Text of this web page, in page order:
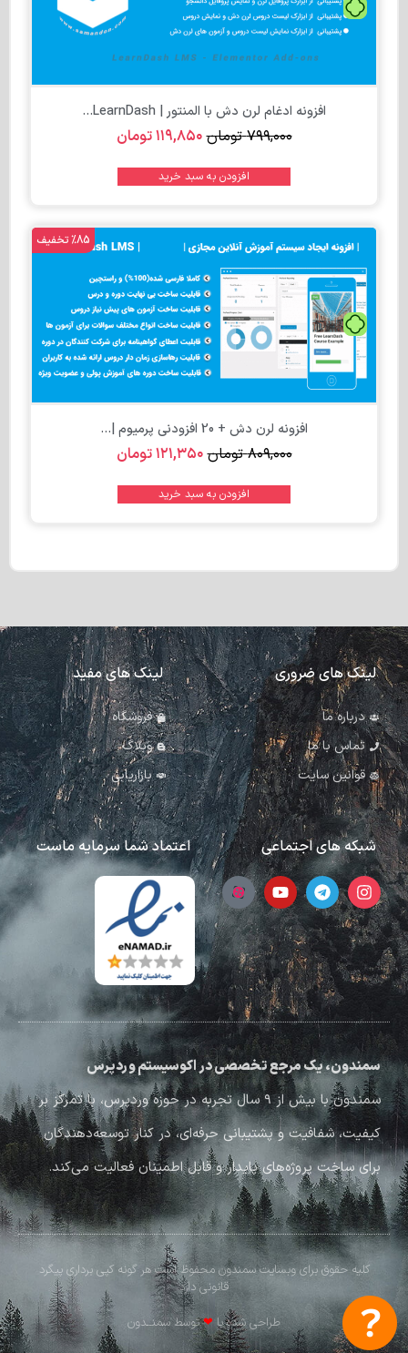
تومان
افزونه ادغام لرن دش با المنتور | LearnDash...
۷۹۹,۰۰۰ تومان۱۱۹,۸۵۰تومان
افزودن به سبد خرید
تومان
%85 تخفیف
افزونه لرن دش + 20 افزودنی پرمیوم |...
۸۰۹,۰۰۰ تومان۱۲۱,۳۵۰تومان
افزودن به سبد خرید
لینک های ضروری
درباره ما
تماس با ما
قوانین سایت
لینک های مفید
فروشگاه
وبلاگ
بازاریابی
شبکه های اجتماعی اعتماد شما سرمایه ماست
سمندون، یک مرجع تخصصی در اکوسیستم وردپرس
سمندون با بیش از ۹ سال تجربه در حوزه وردپرس، با تمرکز بر
کیفیت، شفافیت و پشتیبانی حرفه‌ای، در کنار توسعه‌دهندگان
برای ساخت پروژه‌های پایدار و قابل اطمینان فعالیت می‌کند.
کلیه حقوق برای وبسایت سمندون محفوظ است هر گونه کپی برداری پیگرد
قانونی دارد
طراحی شده با ❤توسط سمنــدون​​